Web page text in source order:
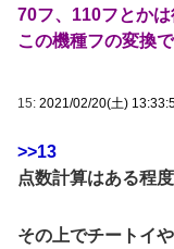
70フ、110フとかは
この機種フの変換
15: 2021/02/20(土)
>>13
点数計算はある程
その上でチートイ